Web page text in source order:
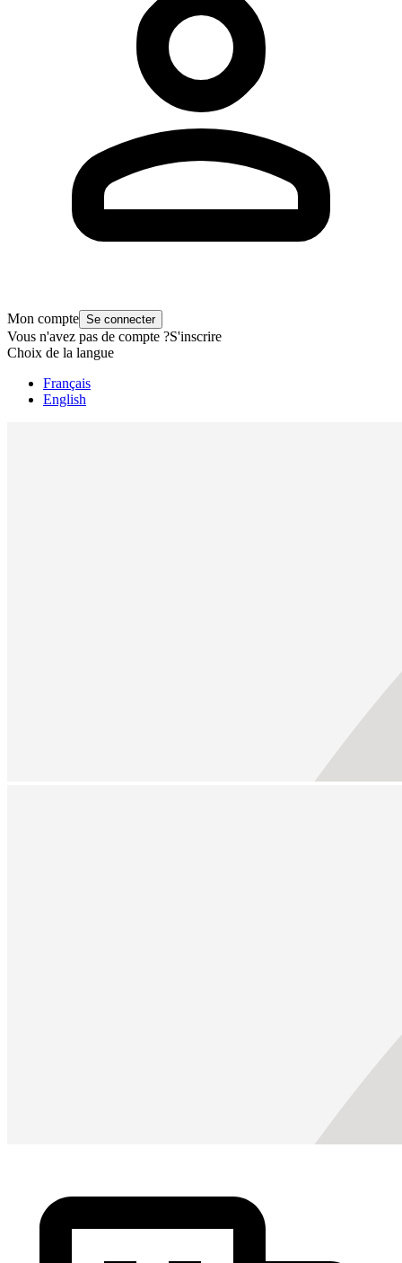
Mon compte Se connecter
Vous n'avez pas de compte ?S'inscrire
Choix de la langue
Français
English